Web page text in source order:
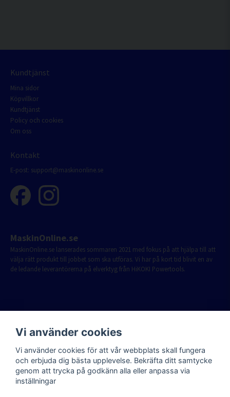
Kundtjänst
Mina sidor
Köpvillkor
Kundtjänst
Policy och cookies
Om oss
Kontakt
E-post: support@maskinonline.se
MaskinOnline.se
MaskinOnline.se lanserades sommaren 2021 med fokus på att hjälpa till att
välja rätt produkt till jobbet som ska utföras. Vi har på kort tid blivit en av
de ledande leverantörerna på elverktyg från HiKOKI Powertools.
Vi använder cookies
Vi använder cookies för att vår webbplats skall fungera
och erbjuda dig bästa upplevelse. Bekräfta ditt samtycke
genom att trycka på godkänn alla eller anpassa via
inställningar